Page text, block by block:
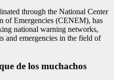
through the National Center
of Emergencies (CENEM), has
national warning networks,
and emergencies in the field of
de los muchachos